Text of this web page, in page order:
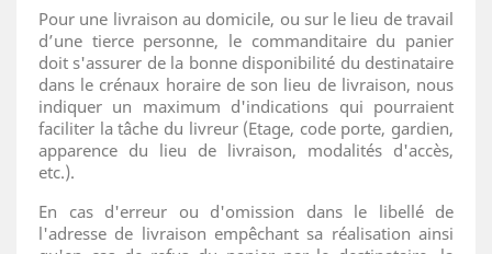
Pour une livraison au domicile, ou sur le lieu de travail
d’une tierce personne, le commanditaire du panier
doit s'assurer de la bonne disponibilité du destinataire
dans le crénaux horaire de son lieu de livraison, nous
indiquer un maximum d'indications qui pourraient
faciliter la tâche du livreur (Etage, code porte, gardien,
apparence du lieu de livraison, modalités d'accès,
etc.).
En cas d'erreur ou d'omission dans le libellé de
l'adresse de livraison empêchant sa réalisation ainsi